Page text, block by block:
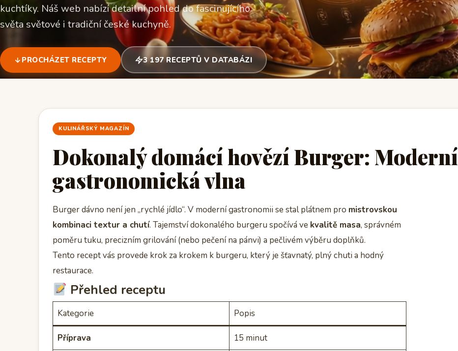
kuchtíky. Náš web nabízí detailní pohled do fascinujícího
světa světové i tradiční české kuchyně.
PROCHÁZET RECEPTY 3 197 RECEPTŮ V DATABÁZI
KULINÁŘSKÝ MAGAZÍN
Dokonalý domácí hovězí Burger: Moderní
gastronomická vlna
Burger dávno není jen „rychlé jídlo“. V moderní gastronomii se stal plátnem pro mistrovskou
kombinaci textur a chutí. Tajemství dokonalého burgeru spočívá ve kvalitě masa, správném
poměru tuku, precizním grilování (nebo pečení na pánvi) a pečlivém výběru doplňků.
Tento recept vás provede krok za krokem k burgeru, který je šťavnatý, plný chuti a hodný
restaurace.
Přehled receptu
Kategorie Popis
Příprava 15 minut